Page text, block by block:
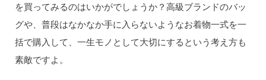
を買ってみるのはいかがでしょうか？高級ブランドのバッ
グや、普段はなかなか手に入らないようなお着物一式を一
括で購入して、一生モノとして大切にするという考え方も
素敵ですよ。